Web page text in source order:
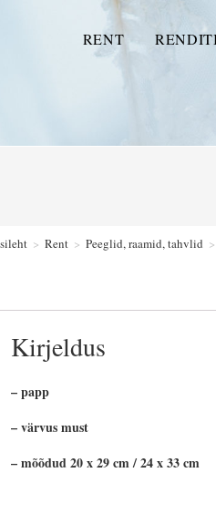
RENT
> Rent > Peeglid, raamid, tahvlid >
Kirjeldus
– papp
– värvus must
– mõõdud 20 x 29 cm / 24 x 33 cm